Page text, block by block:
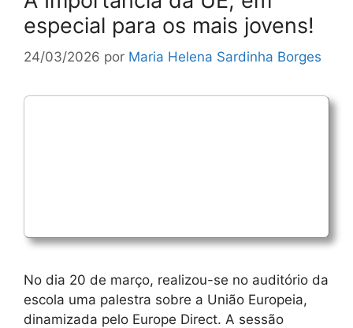
especial para os mais jovens!
24/03/2026 por Maria Helena Sardinha Borges
No dia 20 de março, realizou-se no auditório da
escola uma palestra sobre a União Europeia,
dinamizada pelo Europe Direct. A sessão